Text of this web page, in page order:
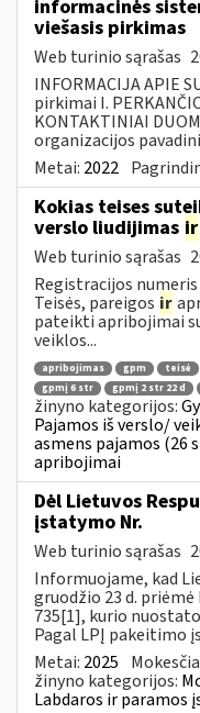
informacinės
viešasis pirkimas
Web turinio sąrašas
INFORMACIJA APIE
pirkimai I.
KONTAKTINIAI
organizacijos
Metai: 2022
Kokias teises
verslo liudijimas ir
Web turinio sąrašas
Registracijos
Teisės, pareigos ir
pateikti apribojimai
veiklos...
apribojimas gpm teisė
gpmį 6 str
gpmį 2 str 22 d
žinyno kategorijos:
Pajamos iš verslo/
asmens pajamos (26
apribojimai
Dėl Lietuvos
įstatymo Nr.
Web turinio sąrašas
Informuojame, kad
gruodžio 23 d.
735[1], kurio
Pagal LPĮ pakeitimo
Metai: 2025
žinyno kategorijos:
Labdaros ir paramos